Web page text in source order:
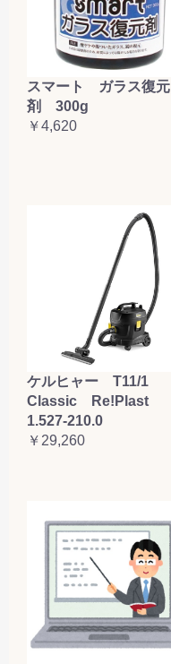
スマート ガラス復元
剤 300g
￥4,620
ケルヒャー T11/1
Classic Re!Plast
1.527-210.0
￥29,260